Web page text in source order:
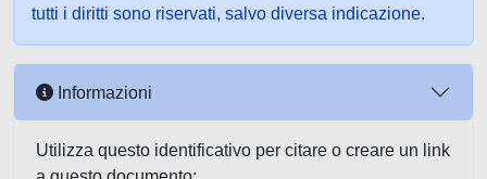
tutti i diritti sono riservati, salvo diversa indicazione.
Informazioni
Utilizza questo identificativo per citare o creare un link